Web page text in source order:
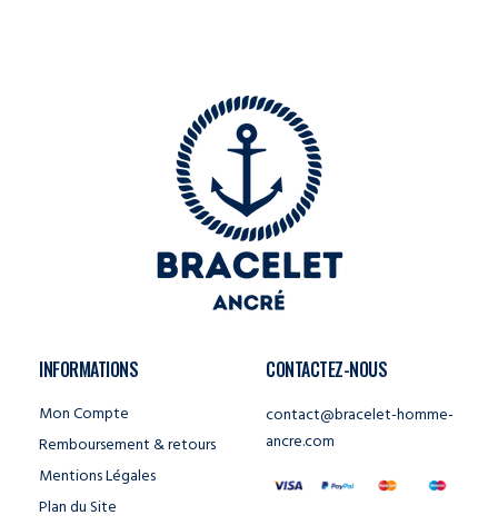
INFORMATIONS
Mon Compte
Remboursement & retours
Mentions Légales
Plan du Site
CONTACTEZ-NOUS
contact@bracelet-homme-
ancre.com